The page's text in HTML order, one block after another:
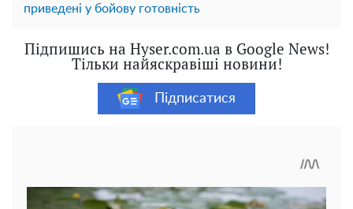
приведені у бойову готовність
Підпишись на Hyser.com.ua в Google News!
Тільки найяскравіші новини!
Підписатися